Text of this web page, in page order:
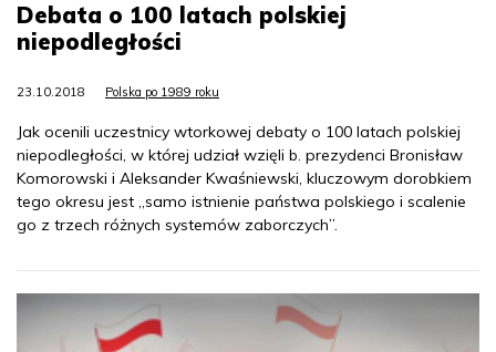
Debata o 100 latach polskiej
niepodległości
23.10.2018 Polska po 1989 roku
Jak ocenili uczestnicy wtorkowej debaty o 100 latach polskiej
niepodległości, w której udział wzięli b. prezydenci Bronisław
Komorowski i Aleksander Kwaśniewski, kluczowym dorobkiem
tego okresu jest „samo istnienie państwa polskiego i scalenie
go z trzech różnych systemów zaborczych”.